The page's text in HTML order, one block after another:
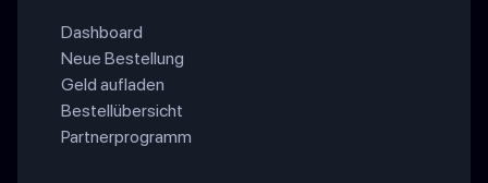
Dashboard
Neue Bestellung
Geld aufladen
Bestellübersicht
Partnerprogramm